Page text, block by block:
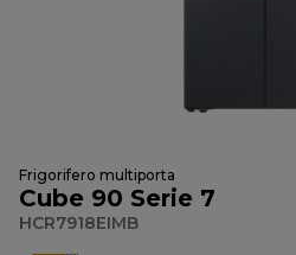
Frigorifero multiporta
Cube 90 Serie 7
HCR7918EIMB